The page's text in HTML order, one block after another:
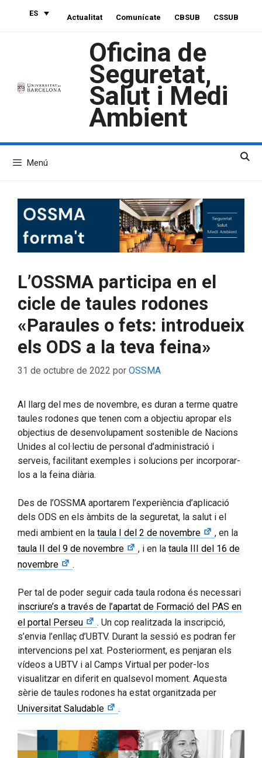
ES Actualitat Comunícate CBSUB CSSUB
Oficina de
Seguretat,
Salut i Medi
Ambient
Menú
L’OSSMA participa en el
cicle de taules rodones
«Paraules o fets: introdueix
els ODS a la teva feina»
31 de octubre de 2022 por OSSMA
Al llarg del mes de novembre, es duran a terme quatre
taules rodones que tenen com a objectiu apropar els
objectius de desenvolupament sostenible de Nacions
Unides al col·lectiu de personal d’administració i
serveis, facilitant exemples i solucions per incorporar-
los a la feina diària.
Des de l’OSSMA aportarem l’experiència d’aplicació
dels ODS en els àmbits de la seguretat, la salut i el
medi ambient en la taula I del 2 de novembre
, en la
taula II del 9 de novembre
, i en la taula III del 16 de
novembre
.
Per tal de poder seguir cada taula rodona és necessari
inscriure’s a través de l’apartat de Formació del PAS en
el portal Perseu
. Un cop realitzada la inscripció,
s’envia l’enllaç d’UBTV. Durant la sessió es podran fer
intervencions pel xat. Posteriorment, es penjaran els
vídeos a UBTV i al Camps Virtual per poder-los
visualitzar en diferit en qualsevol moment. Aquesta
sèrie de taules rodones ha estat organitzada per
Universitat Saludable
.